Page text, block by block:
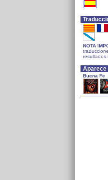
NOTA
resultados
Aparece
Buena Fe